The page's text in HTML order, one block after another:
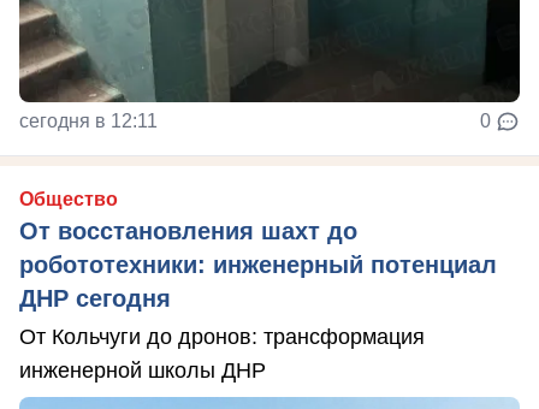
сегодня в 12:11 0
Общество
От восстановления шахт до
робототехники: инженерный потенциал
ДНР сегодня
От Кольчуги до дронов: трансформация
инженерной школы ДНР